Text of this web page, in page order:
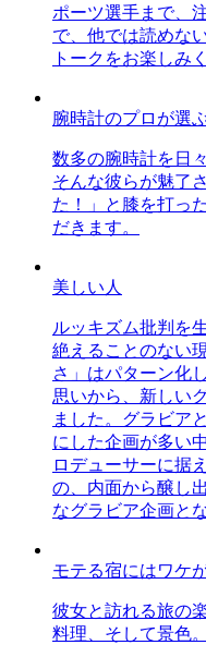
ポーツ選手まで、
で、他では読めな
トークをお楽しみ
腕時計のプロが選
数多の腕時計を日
そんな彼らが魅了
た！」と膝を打っ
だきます。
美しい人
ルッキズム批判を
絶えることのない
さ」はパターン化
思いから、新しい
ました。グラビア
にした企画が多い
ロデューサーに据
の、内面から醸し
なグラビア企画と
モテる宿にはワケ
彼女と訪れる旅の
料理、そして景色